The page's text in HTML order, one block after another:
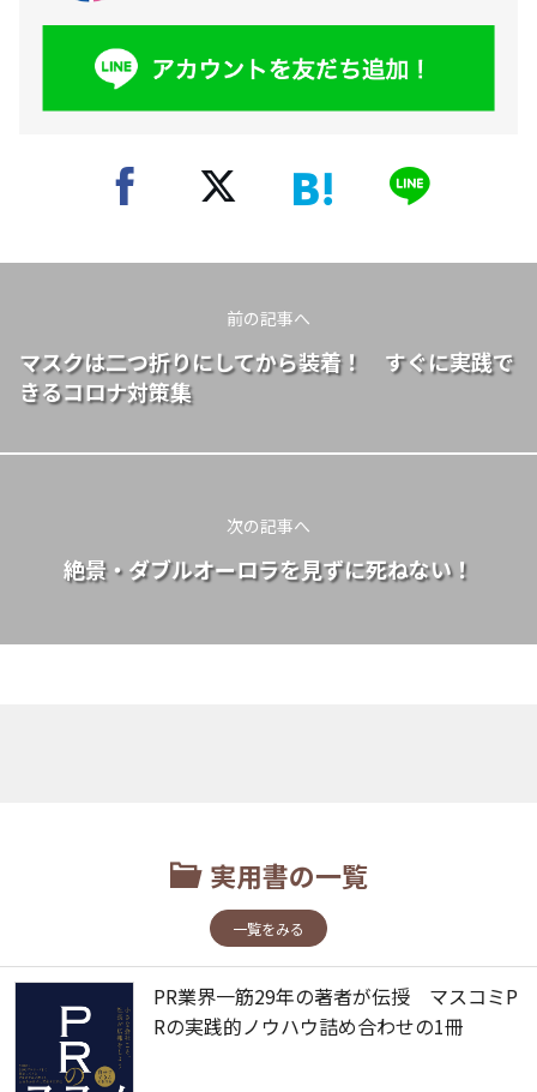
前の記事へ
マスクは二つ折りにしてから装着！ すぐに実践で
きるコロナ対策集
次の記事へ
絶景・ダブルオーロラを見ずに死ねない！
実用書の一覧
一覧をみる
PR業界一筋29年の著者が伝授 マスコミP
Rの実践的ノウハウ詰め合わせの1冊